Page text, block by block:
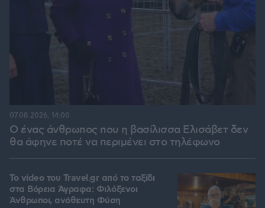
Ο ένας άνθρωπος που η βασίλισσα Ελισάβετ δεν
θα άφηνε ποτέ να περιμένει στο τηλέφωνο
07.08.2026, 14:00
To video του Travel.gr από το ταξίδι
στα Βόρεια Άγραφα: Φιλόξενοι
Άνθρωποι, ανόθευτη Φύση